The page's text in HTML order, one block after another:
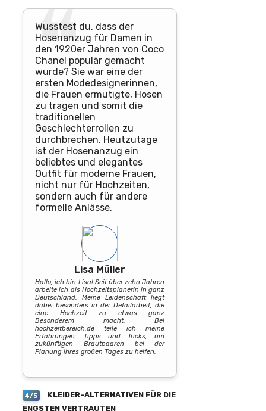
Wusstest du, dass der
Hosenanzug für Damen in
den 1920er Jahren von Coco
Chanel populär gemacht
wurde? Sie war eine der
ersten Modedesignerinnen,
die Frauen ermutigte, Hosen
zu tragen und somit die
traditionellen
Geschlechterrollen zu
durchbrechen. Heutzutage
ist der Hosenanzug ein
beliebtes und elegantes
Outfit für moderne Frauen,
nicht nur für Hochzeiten,
sondern auch für andere
formelle Anlässe.
Lisa Müller
Hallo, ich bin Lisa! Seit über zehn Jahren
arbeite ich als Hochzeitsplanerin in ganz
Deutschland. Meine Leidenschaft liegt
dabei besonders in der Detailarbeit, die
eine Hochzeit zu etwas ganz
Besonderem macht. Bei
hochzeitbereich.de teile ich meine
Erfahrungen, Tipps und Tricks, um
zukünftigen Brautpaaren bei der
Planung ihres großen Tages zu helfen.
4/5
KLEIDER-ALTERNATIVEN FÜR DIE
ENGSTEN VERTRAUTEN